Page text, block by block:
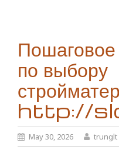
Пошаговое
по выбору
http://
May 30, 2026 trunglt